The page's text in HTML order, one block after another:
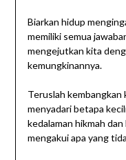
Biarkan hidup
memiliki semua
mengejutkan kita
kemungkinannya.
Teruslah kembangkan
menyadari betapa
kedalaman hikmah
mengakui apa yang